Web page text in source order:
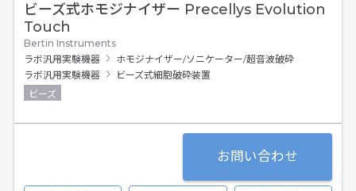
ビーズ式ホモジナイザー Precellys Evolution
Touch
Bertin Instruments
ラボ汎用実験機器
ホモジナイザー/ソニケーター/超音波破砕
ラボ汎用実験機器
ビーズ式細胞破砕装置
ビーズ
お問い合わせ